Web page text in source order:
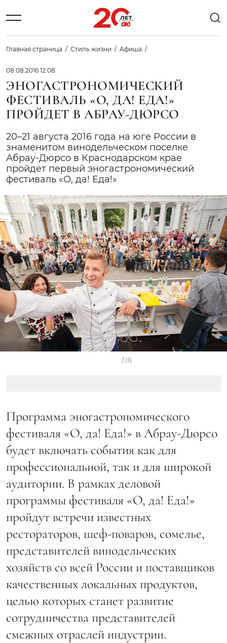
Главная страница Стиль жизни Афиша
08.08.2016 12:08
ЭНОГАСТРОНОМИЧЕСКИЙ
ФЕСТИВАЛЬ «О, ДА! ЕДА!»
ПРОЙДЕТ В АБРАУ-ДЮРСО
20–21 августа 2016 года на юге России в
знаменитом винодельческом поселке
Абрау-Дюрсо в Краснодарском крае
пройдет первый эногастрономический
фестиваль «О, да! Еда!»
DR
Программа эногастрономического
фестиваля «О, да! Еда!» в Абрау-Дюрсо
будет включать события как для
профессиональной, так и для широкой
аудитории. В рамках деловой
программы фестиваля «О, да! Еда!»
пройдут встречи известных
рестораторов, шеф-поваров, сомелье,
представителей винодельческих
хозяйств со всей России и поставщиков
качественных локальных продуктов,
целью которых станет развитие
сотрудничества представителей
смежных отраслей индустрии.